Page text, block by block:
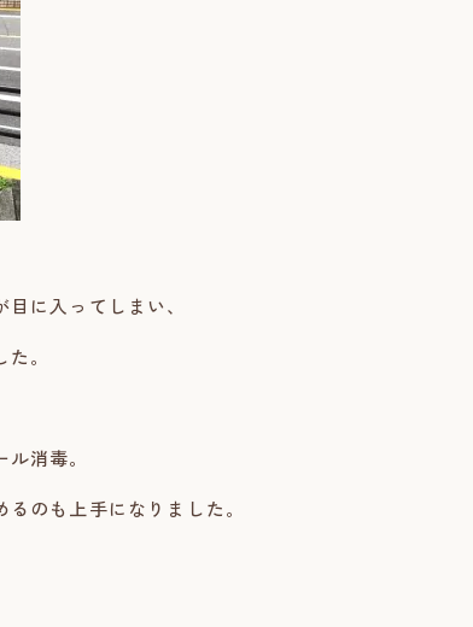
に入ってしまい、
。
消毒。
のも上手になりました。